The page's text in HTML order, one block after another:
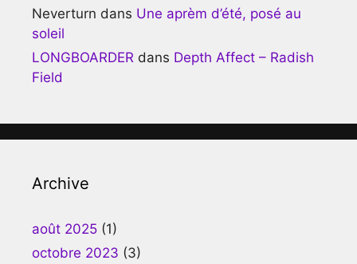
Neverturn dans Une aprèm d’été, posé au
soleil
LONGBOARDER dans Depth Affect – Radish
Field
Archive
août 2025 (1)
octobre 2023 (3)